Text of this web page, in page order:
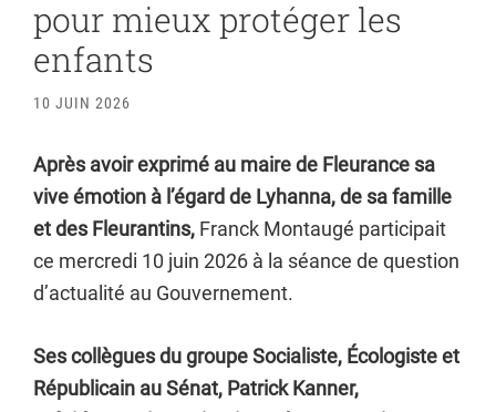
pour mieux protéger les
enfants
10 JUIN 2026
Après avoir exprimé au maire de Fleurance sa
vive émotion à l’égard de Lyhanna, de sa famille
et des Fleurantins, Franck Montaugé participait
ce mercredi 10 juin 2026 à la séance de question
d’actualité au Gouvernement.
Ses collègues du groupe Socialiste, Écologiste et
Républicain au Sénat, Patrick Kanner,